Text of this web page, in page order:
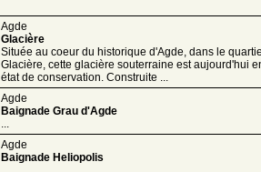
Agde
Glacière
Située au coeur du historique d'Agde, dans le
Glacière, cette glacière souterraine est aujourd'hui
état de conservation. Construite ...
Agde
Baignade Grau d'Agde
...
Agde
Baignade Heliopolis